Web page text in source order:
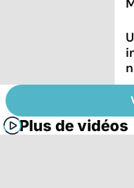
Plus de vidéos